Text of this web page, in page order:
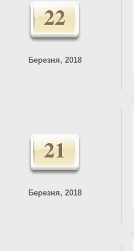
22
Березня, 2018
21
Березня, 2018